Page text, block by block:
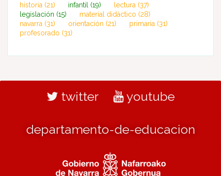
historia (21) infantil (19) lectura (37)
legislación (15) material didáctico (28)
navarra (31) orientación (21) primaria (31)
profesorado (31)
twitter youtube
departamento-de-educacion